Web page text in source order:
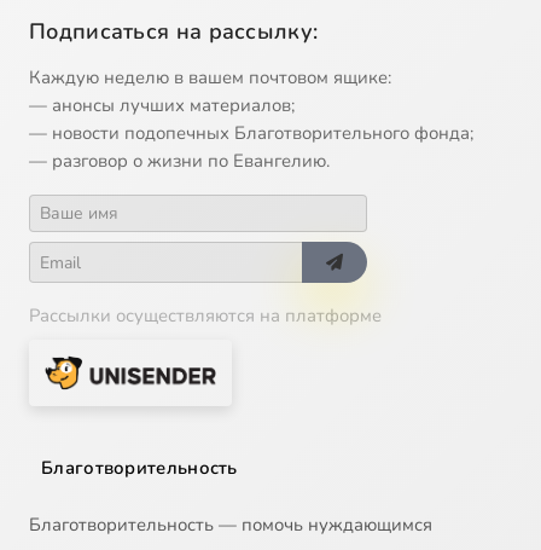
Подписаться на рассылку:
Каждую неделю в вашем почтовом ящике:
— анонсы лучших материалов;
— новости подопечных Благотворительного фонда;
— разговор о жизни по Евангелию.
Рассылки осуществляются на платформе
Благотворительность
Благотворительность — помочь нуждающимся